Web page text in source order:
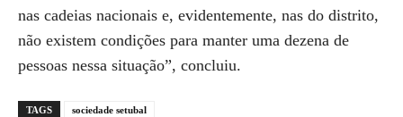
nas cadeias nacionais e, evidentemente, nas do distrito,
não existem condições para manter uma dezena de
pessoas nessa situação”, concluiu.
TAGS sociedade setubal